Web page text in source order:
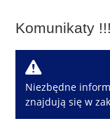
Komunikaty !!!
W
Niezbędne
znajdują się w